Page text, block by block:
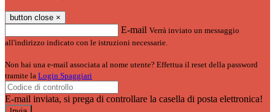
button close ×
E-mail Verrà inviato un messaggio
all'indirizzo indicato con le istruzioni necessarie.
Non hai una e-mail associata al nome utente? Effettua il reset della password
tramite la Login Spaggiari
E-mail inviata, si prega di controllare la casella di posta elettronica!